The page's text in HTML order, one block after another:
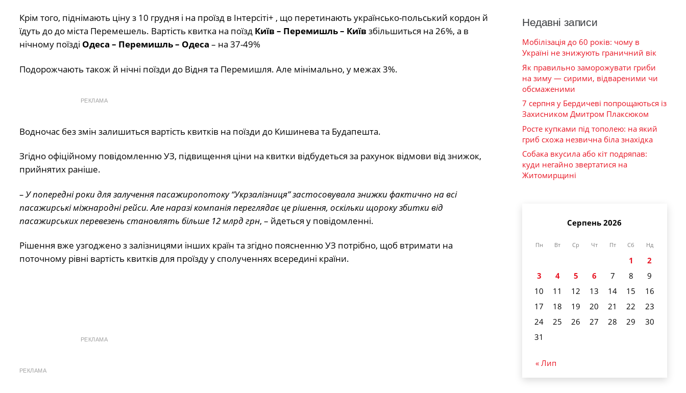
Крім того, піднімають ціну з 10 грудня і на проїзд в Інтерсіті+ , що перетинають українсько-польський кордон й
їдуть до до міста Перемешель. Вартість квитка на поїзд Київ – Перемишль – Київзбільшиться на 26%, а в
нічному поїзді Одеса – Перемишль – Одеса – на 37-49%
Подорожчають також й нічні поїзди до Відня та Перемишля. Але мінімально, у межах 3%.
РЕКЛАМА
Водночас без змін залишиться вартість квитків на поїзди до Кишинева та Будапешта.
Згідно офіційному повідомленню УЗ, підвищення ціни на квитки відбудеться за рахунок відмови від знижок,
прийнятих раніше.
– У попередні роки для залучення пасажиропотоку “Укрзалізниця” застосовувала знижки фактично на всі
пасажирські міжнародні рейси. Але наразі компанія переглядає це рішення, оскільки щороку збитки від
пасажирських перевезень становлять більше 12 млрд грн, – йдеться у повідомленні.
Рішення вже узгоджено з залізницями інших країн та згідно поясненню УЗ потрібно, щоб втримати на
поточному рівні вартість квитків для проїзду у сполученнях всередині країни.
РЕКЛАМА
РЕКЛАМА
Недавні записи
Мобілізація до 60 років: чому в
Україні не знижують граничний вік
Як правильно заморожувати гриби
на зиму — сирими, відвареними чи
обсмаженими
7 серпня у Бердичеві попрощаються із
Захисником Дмитром Плаксюком
Росте купками під тополею: на який
гриб схожа незвична біла знахідка
Собака вкусила або кіт подряпав:
куди негайно звертатися на
Житомирщині
Серпень 2026
Пн Вт Ср Чт Пт Сб Нд
1
2
3
4 5 6 7 8
9
10
11 12 13 14 15
16
17
18 19 20 21 22
23
24
25 26 27 28 29
30
31
« Лип